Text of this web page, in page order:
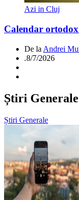
Azi in Cluj
Calendar
De la Andrei
.8/7/2026
Știri Generale
Știri Generale